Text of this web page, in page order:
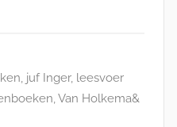
, juf Inger, leesvoer
,Van Holkema&